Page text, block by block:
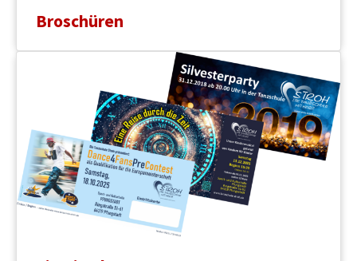
Broschüren